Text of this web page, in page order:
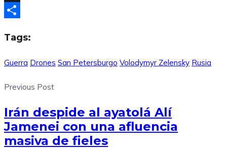
X
Tags:
Guerra Drones San Petersburgo Volodymyr Zelensky Rusia
Previous Post
Irán despide al ayatolá Alí
Jamenei con una afluencia
masiva de fieles